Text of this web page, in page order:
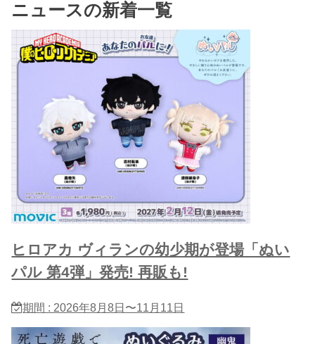
ニュースの新着一覧
ヒロアカ ヴィランの幼少期が登場「ぬい
パル 第4弾」発売! 再販も!
期間 : 2026年8月8日〜11月11日